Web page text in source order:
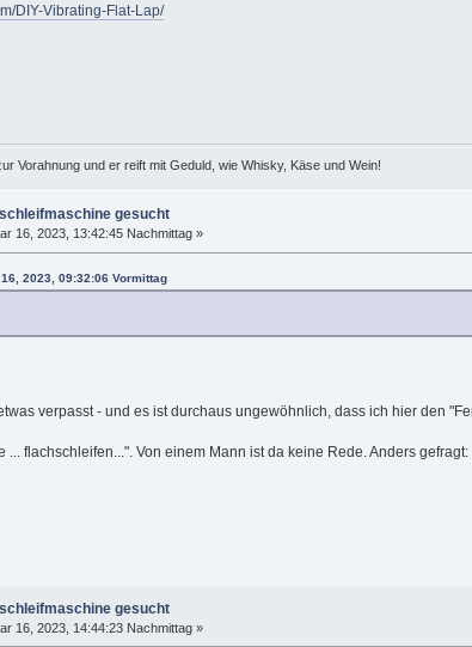
DIY-Vibrating-Flat-Lap/
Vorahnung und er reift mit Geduld, wie Whisky, Käse und Wein!
gesucht
16, 2023, 13:42:45 Nachmittag »
2023, 09:32:06 Vormittag
verpasst - und es ist durchaus ungewöhnlich, dass ich hier den
... flachschleifen...". Von einem Mann ist da keine Rede. Anders
gesucht
16, 2023, 14:44:23 Nachmittag »